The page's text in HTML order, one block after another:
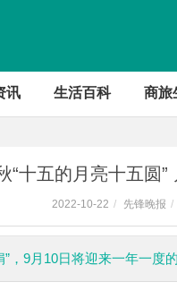
讯 生活百科 商旅
“十五的月亮十五圆
2022-10-22 / 先锋晚报 /
”，9月10日将迎来一年一